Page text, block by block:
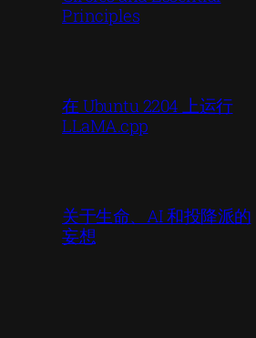
Principles
在 Ubuntu 2204 上运行
LLaMA.cpp
关于生命、AI 和投降派的
妄想